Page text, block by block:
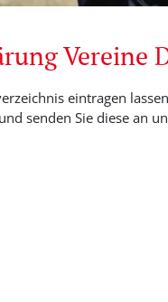
Vereine
eintragen
senden Sie diese an